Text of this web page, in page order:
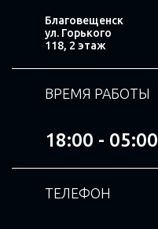
Благовещенск
ул. Горького
118, 2 этаж
ВРЕМЯ РАБОТЫ
18:00 - 05:00
ТЕЛЕФОН